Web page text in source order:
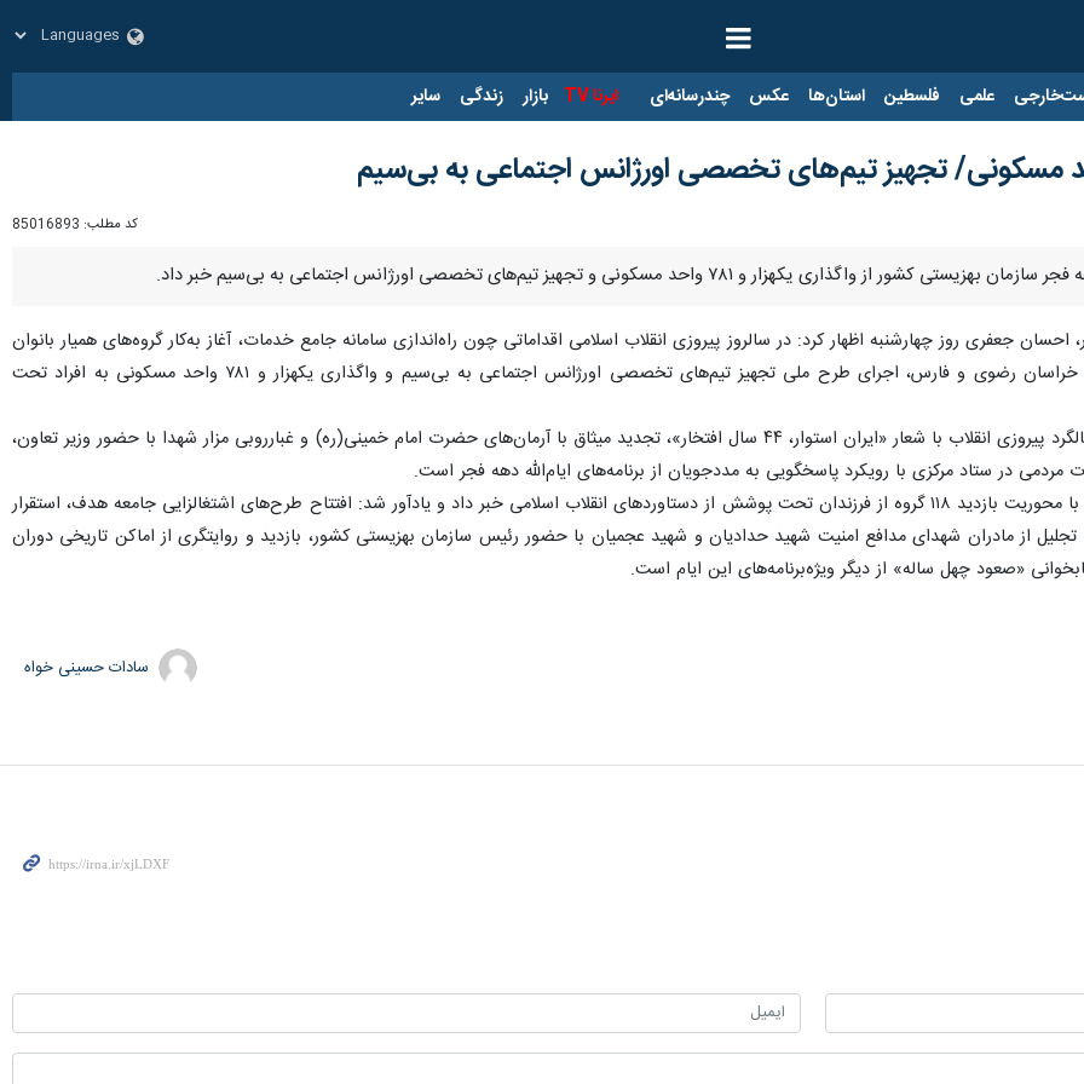
علمی فلسطین استان‌ها عکس چندرسانه‌ای ایرنا TV بازار زندگی سایر
کد مطلب: 85016893